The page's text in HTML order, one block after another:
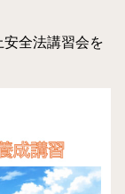
安全法講習会を